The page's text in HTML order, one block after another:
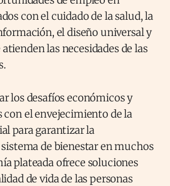
con el cuidado de la salud, la
el diseño universal y
las necesidades de las
los desafíos económicos y
con el envejecimiento de la
para garantizar la
de bienestar en muchos
plateada ofrece soluciones
de vida de las personas